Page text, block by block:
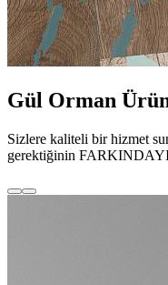
Gül Orman
Sizlere kaliteli bir hizmet
gerektiğinin